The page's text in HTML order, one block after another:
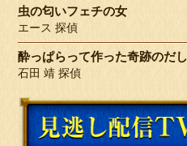
虫の匂いフェチの女
エース
酔っぱらって作った奇跡のだ
石田 靖